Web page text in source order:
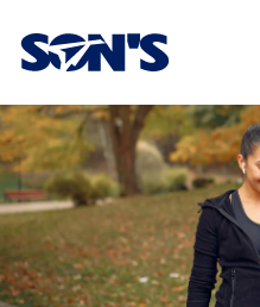
Laboratorios Química Son's